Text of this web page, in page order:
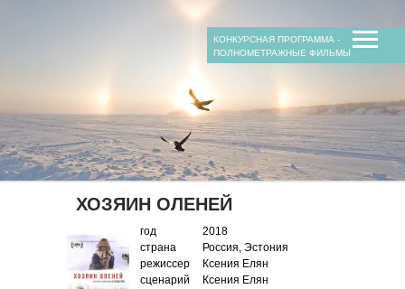
КОНКУРСНАЯ ПРОГРАММА -
ПОЛНОМЕТРАЖНЫЕ ФИЛЬМЫ
ХОЗЯИН ОЛЕНЕЙ
2018
Россия, Эстония
Ксения Елян
Ксения Елян
год
страна
режиссер
сценарий